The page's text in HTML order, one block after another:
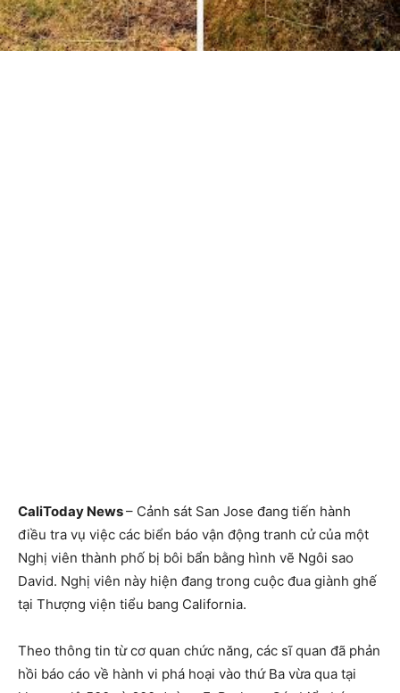
CaliToday News– Cảnh sát San Jose đang tiến hành
điều tra vụ việc các biển báo vận động tranh cử của một
Nghị viên thành phố bị bôi bẩn bằng hình vẽ Ngôi sao
David. Nghị viên này hiện đang trong cuộc đua giành ghế
tại Thượng viện tiểu bang California.
Theo thông tin từ cơ quan chức năng, các sĩ quan đã phản
hồi báo cáo về hành vi phá hoại vào thứ Ba vừa qua tại